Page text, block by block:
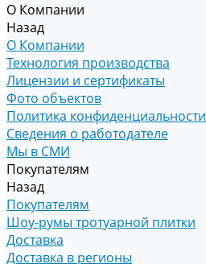
О Компании
Назад
О Компании
Технология производства
Лицензии и сертификаты
Фото объектов
Политика конфиденциальности
Сведения о работодателе
Мы в СМИ
Покупателям
Назад
Покупателям
Шоу-румы тротуарной плитки
Доставка
Доставка в регионы